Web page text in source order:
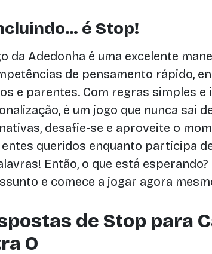
é Stop!
da Adedonha é uma excelente
de pensamento rápido,
e parentes. Com regras simples
é um jogo que nunca sai
desafie-se e aproveite o
entes queridos enquanto participa
Então, o que está
e comece a jogar agora
de Stop para
O